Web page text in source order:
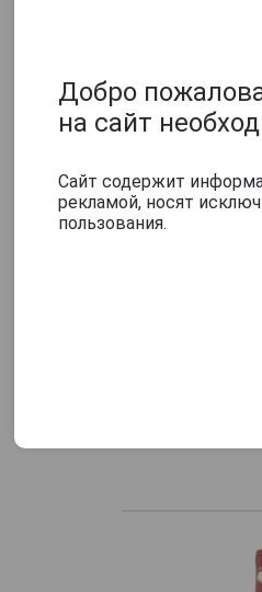
Добро
на сайт
Сайт содержит
рекламой, носят
пользования.